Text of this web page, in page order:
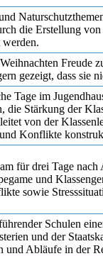
die Erstellung
Freude
gezeigt, dass sie
Tage im
Stärkung der
von der
Konflikte
für drei Tage
und
sowie
Schulen
und der
und Abläufe in der